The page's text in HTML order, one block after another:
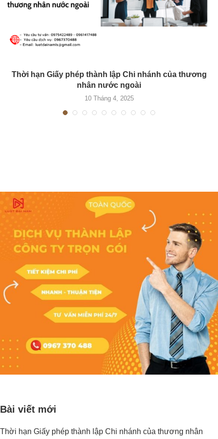
Thời hạn Giấy phép thành lập Chi nhánh của thương
nhân nước ngoài
10 Tháng 4, 2025
Bài viết mới
Thời hạn Giấy phép thành lập Chi nhánh của thương nhân